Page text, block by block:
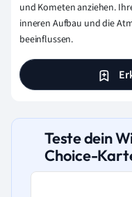
und Kometen anziehen.
inneren Aufbau und die
beeinflussen.
Teste dein
Choice-